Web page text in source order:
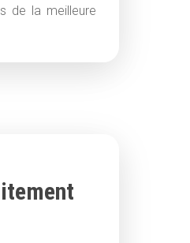
de la meilleure